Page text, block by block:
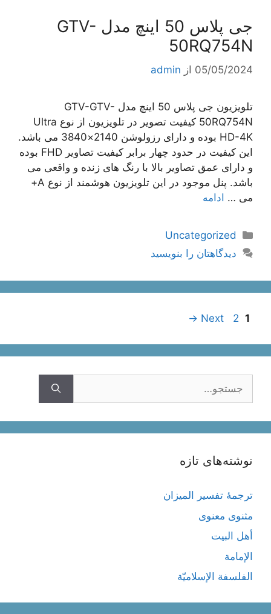
جی پلاس 50 اینچ مدل GTV-
50RQ754N
05/05/2024 از admin
تلویزیون جی پلاس 50 اینچ مدل GTV-GTV-
50RQ754N کیفیت تصویر در تلویزیون از نوع Ultra
HD-4K بوده و دارای رزولوشن 2140×3840 می باشد.
این کیفیت در حدود چهار برابر کیفیت تصاویر FHD بوده
و دارای عمق تصاویر بالا با رنگ های زنده و واقعی می
باشد. پنل موجود در این تلویزیون هوشمند از نوع A+
می … ادامه
دسته‌ها
Uncategorized
دیدگاهتان را بنویسید
ناوبری
Page
1
Page
2
Next
→
نوشته‌های تازه
ترجمۀ تفسیر المیزان
مثنوی معنوی
أهل البيت
الإمامة
الفلسفة الإسلاميّة